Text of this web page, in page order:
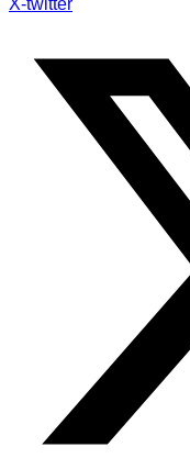
X-twitter